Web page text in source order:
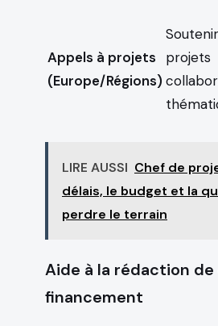
Appels à projets
(Europe/Régions)
projets
LIRE AUSSI Chef de
délais, le budget et la
perdre le terrain
Aide à la rédaction
financement